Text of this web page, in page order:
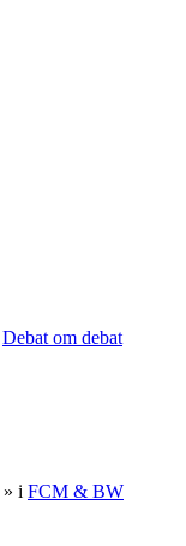
Debat om debat
» i FCM & BW